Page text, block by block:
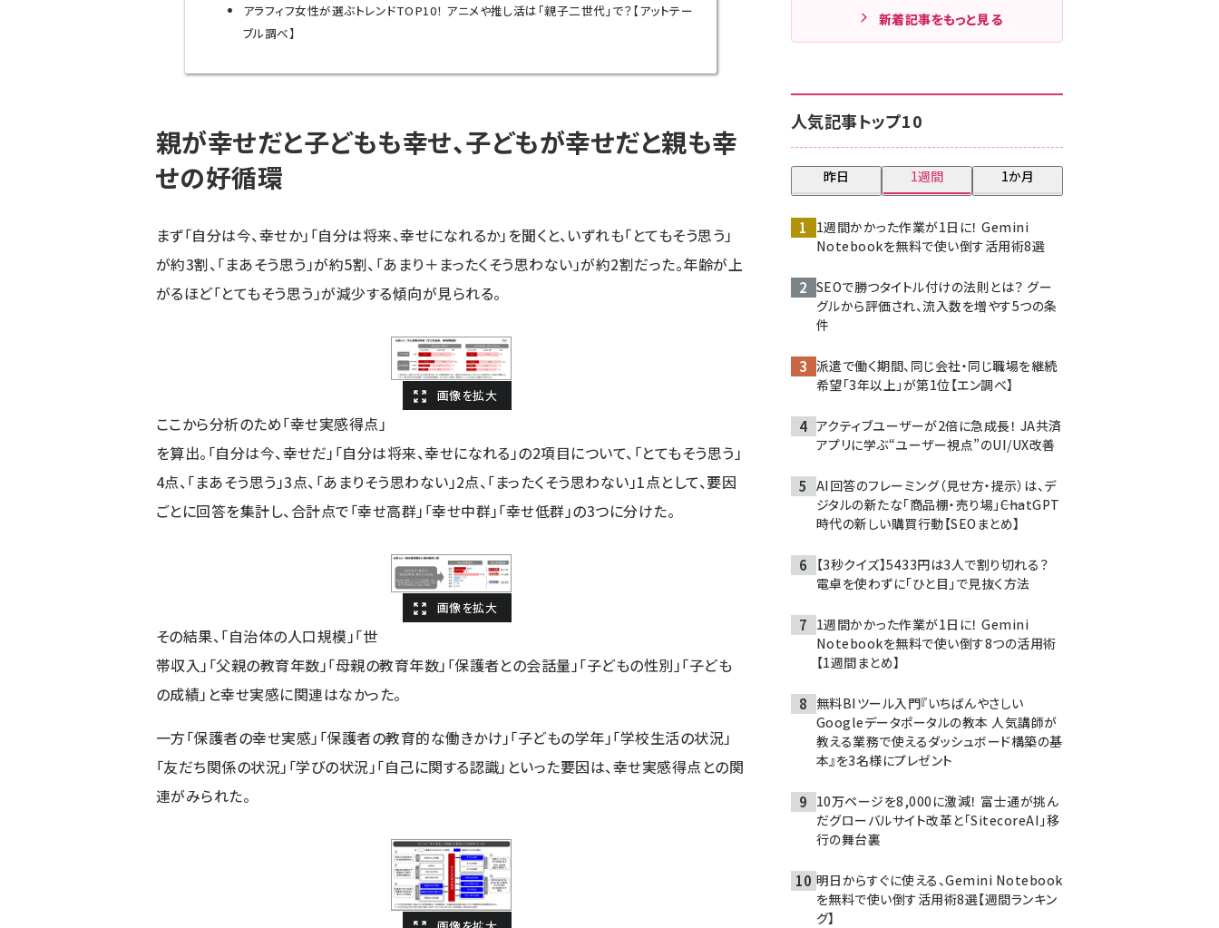
アラフィフ女性が選ぶトレンドTOP10！ アニメや推し活は「親子二世代」で？【アットテー
ブル調べ】
親が幸せだと子どもも幸せ、子どもが幸せだと親も幸
せの好循環
まず「自分は今、幸せか」「自分は将来、幸せになれるか」を聞くと、いずれも「とてもそう思う」
が約3割、「まあそう思う」が約5割、「あまり＋まったくそう思わない」が約2割だった。年齢が上
がるほど「とてもそう思う」が減少する傾向が見られる。
ここから分析のため「幸せ実感得点」
を算出。「自分は今、幸せだ」「自分は将来、幸せになれる」の2項目について、「とてもそう思う」
4点、「まあそう思う」3点、「あまりそう思わない」2点、「まったくそう思わない」1点として、要因
ごとに回答を集計し、合計点で「幸せ高群」「幸せ中群」「幸せ低群」の3つに分けた。
その結果、「自治体の人口規模」「世
帯収入」「父親の教育年数」「母親の教育年数」「保護者との会話量」「子どもの性別」「子ども
の成績」と幸せ実感に関連はなかった。
一方「保護者の幸せ実感」「保護者の教育的な働きかけ」「子どもの学年」「学校生活の状況」
「友だち関係の状況」「学びの状況」「自己に関する認識」といった要因は、幸せ実感得点との関
連がみられた。
新着記事をもっと見る
人気記事トップ10
昨日 1週間 1か月
1週間かかった作業が1日に！ Gemini
Notebookを無料で使い倒す活用術8選
SEOで勝つタイトル付けの法則とは？ グー
グルから評価され、流入数を増やす5つの条
件
派遣で働く期間、同じ会社・同じ職場を継続
希望「3年以上」が第1位【エン調べ】
アクティブユーザーが2倍に急成長！ JA共済
アプリに学ぶ“ユーザー視点”のUI/UX改善
AI回答のフレーミング（見せ方・提示）は、デ
ジタルの新たな「商品棚・売り場」――ChatGPT
時代の新しい購買行動【SEOまとめ】
【3秒クイズ】5433円は3人で割り切れる？
電卓を使わずに「ひと目」で見抜く方法
1週間かかった作業が1日に！ Gemini
Notebookを無料で使い倒す8つの活用術
【1週間まとめ】
無料BIツール入門『いちばんやさしい
Googleデータポータルの教本 人気講師が
教える業務で使えるダッシュボード構築の基
本』を3名様にプレゼント
10万ページを8,000に激減！ 富士通が挑ん
だグローバルサイト改革と「SitecoreAI」移
行の舞台裏
明日からすぐに使える、Gemini Notebook
を無料で使い倒す活用術8選【週間ランキン
グ】